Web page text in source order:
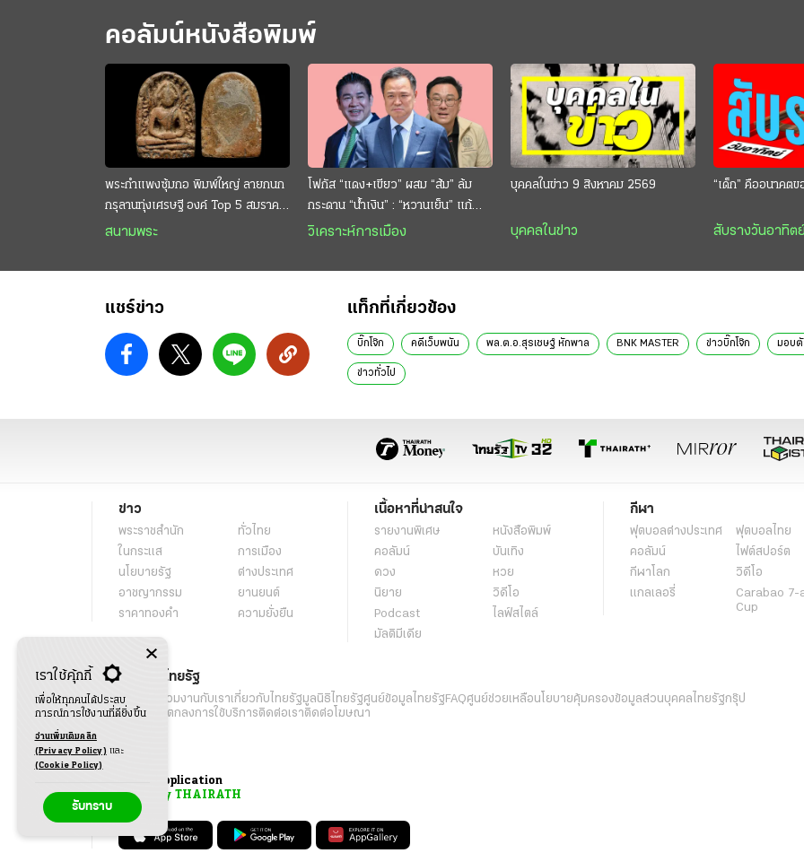
คอลัมน์หนังสือพิมพ์
พระกำแพงซุ้มกอ พิมพ์ใหญ่ ลายกนก
กรุลานทุ่งเศรษฐี องค์ Top 5 สมราคา
หลักสิบล้าน
สนามพระ
โฟกัส “แดง+เขียว” ผสม “ส้ม” ล้ม
กระดาน “นํ้าเงิน” : “หวานเย็น” แก้
กระหาย “อนุทิน” ดักตีกินสบาย
วิเคราะห์การเมือง
บุคคลในข่าว 9 สิงหาคม 2569
บุคคลในข่าว
“เด็ก” คืออนาคตข
สับรางวันอาทิตย์
แชร์ข่าว แท็กที่เกี่ยวข้อง
บิ๊กโจ๊ก คดีเว็บพนัน พล.ต.อ.สุรเชษฐ์ หักพาล BNK MASTER ข่าวบิ๊กโจ๊ก มอบตั
ข่าวทั่วไป
ข่าว
พระราชสำนัก
ทั่วไทย
ในกระแส
การเมือง
นโยบายรัฐ
ต่างประเทศ
อาชญากรรม
ยานยนต์
ราคาทองคำ
ความยั่งยืน
เนื้อหาที่น่าสนใจ
รายงานพิเศษ
หนังสือพิมพ์
คอลัมน์
บันเทิง
ดวง
หวย
นิยาย
วิดีโอ
Podcast
ไลฟ์สไตล์
มัลติมีเดีย
กีฬา
ฟุตบอลต่่างประเทศ
ฟุตบอลไทย
คอลัมน์
ไฟต์สปอร์ต
กีฬาโลก
วิดีโอ
แกลเลอรี่
Carabao 7-
Cup
เกี่ยวกับไทยรัฐ
กิจกรรม ร่วมงานกับเราเกี่ยวกับไทยรัฐมูลนิธิไทยรัฐศูนย์ข้อมูลไทยรัฐFAQศูนย์ช่วยเหลือนโยบายคุ้มครองข้อมูลส่วนบุคคลไทยรัฐกรุ๊ป
เงื่อนไขข้อตกลงการใช้บริการติดต่อเราติดต่อโฆษณา
Application
My THAIRATH
เราใช้คุ้กกี้
เพื่อให้ทุกคนได้ประสบ
การณ์การใช้งานที่ดียิ่งขึ้น
อ่านเพิ่มเติมคลิก
(Privacy Policy) และ
(Cookie Policy)
รับทราบ